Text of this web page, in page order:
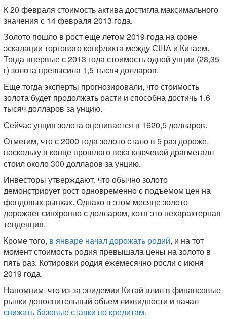
К 20 февраля стоимость актива достигла максимального
значения с 14 февраля 2013 года.
Золото пошло в рост еще летом 2019 года на фоне
эскалации торгового конфликта между США и Китаем.
Тогда впервые с 2013 года стоимость одной унции (28,35
г) золота превысила 1,5 тысяч долларов.
Еще тогда эксперты прогнозировали, что стоимость
золота будет продолжать расти и способна достичь 1,6
тысяч долларов за унцию.
Сейчас унция золота оценивается в 1620,5 долларов.
Отметим, что с 2000 года золото стало в 5 раз дороже,
поскольку в конце прошлого века ключевой драгметалл
стоил около 300 долларов за унцию.
Инвесторы утверждают, что обычно золото
демонстрирует рост одновременно с подъемом цен на
фондовых рынках. Однако в этом месяце золото
дорожает синхронно с долларом, хотя это нехарактерная
тенденция.
Кроме того, в январе начал дорожать родий, и на тот
момент стоимость родия превышала цены на золото в
пять раз. Котировки родия ежемесячно росли с июня
2019 года.
Напомним, что из-за эпидемии Китай влил в финансовые
рынки дополнительный объем ликвидности и начал
снижать базовые ставки по кредитам.